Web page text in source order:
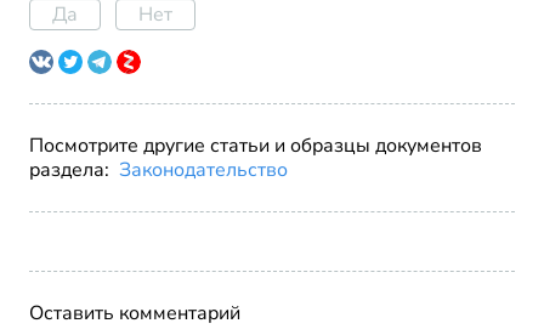
Да
Нет
Посмотрите другие статьи и образцы документов
раздела: Законодательство
Оставить комментарий